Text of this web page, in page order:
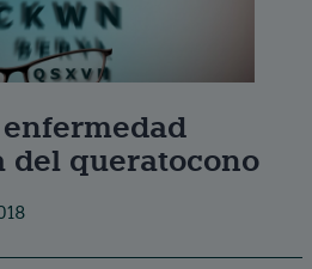
del queratocono